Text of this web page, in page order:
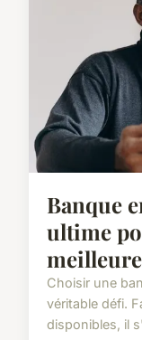
Banque
ultime
Choisir une
véritable défi.
disponibles, il